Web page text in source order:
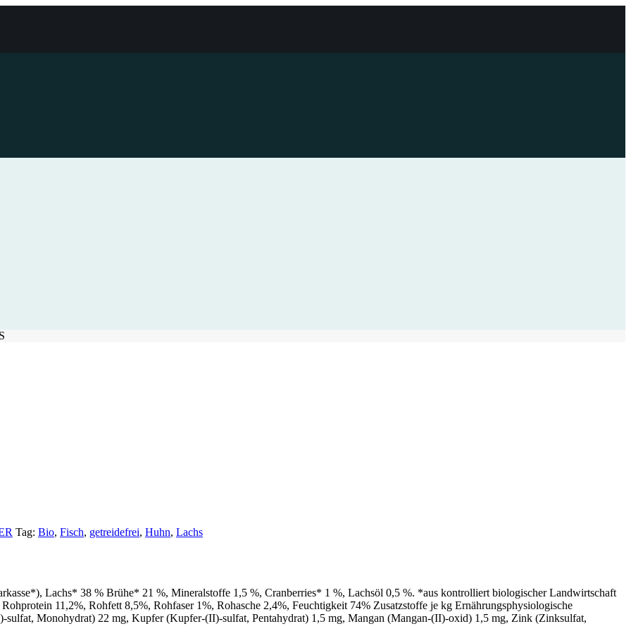
Tag: Bio, Fisch, getreidefrei, Huhn, Lachs
Lachs* 38 % Brühe* 21 %, Mineralstoffe 1,5 %, Cranberries* 1 %, Lachsöl 0,5 %. *aus kontrolliert biologischer Landwirtschaft
11,2%, Rohfett 8,5%, Rohfaser 1%, Rohasche 2,4%, Feuchtigkeit 74% Zusatzstoffe je kg Ernährungsphysiologische
Monohydrat) 22 mg, Kupfer (Kupfer-(II)-sulfat, Pentahydrat) 1,5 mg, Mangan (Mangan-(II)-oxid) 1,5 mg, Zink (Zinksulfat,